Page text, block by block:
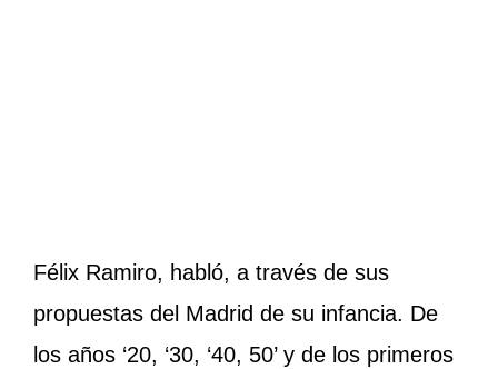
Félix Ramiro, habló, a través de sus
propuestas del Madrid de su infancia. De
los años ‘20, ‘30, ‘40, 50’ y de los primeros